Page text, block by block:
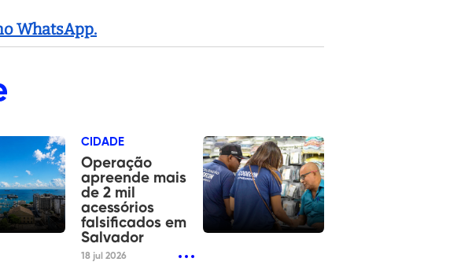
WhatsApp.
CIDADE
Operação
apreende mais
de 2 mil
acessórios
falsificados em
Salvador
18 jul 2026